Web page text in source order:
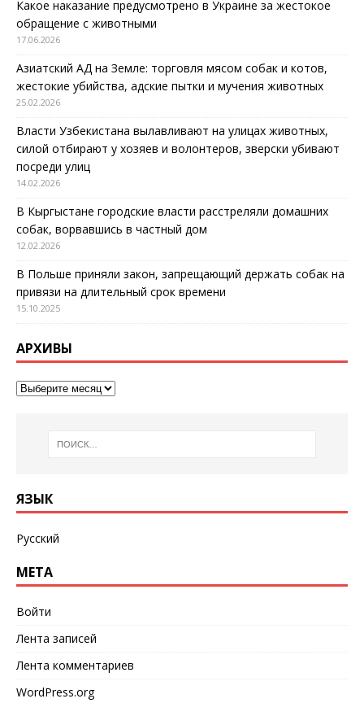
Какое наказание предусмотрено в Украине за жестокое
обращение с животными
17.06.2026
Азиатский АД на Земле: торговля мясом собак и котов,
жестокие убийства, адские пытки и мучения животных
25.02.2026
Власти Узбекистана вылавливают на улицах животных,
силой отбирают у хозяев и волонтеров, зверски убивают
посреди улиц
14.02.2026
В Кыргыстане городские власти расстреляли домашних
собак, ворвавшись в частный дом
12.02.2026
В Польше приняли закон, запрещающий держать собак на
привязи на длительный срок времени
15.10.2025
АРХИВЫ
ЯЗЫК
Русский
МЕТА
Войти
Лента записей
Лента комментариев
WordPress.org